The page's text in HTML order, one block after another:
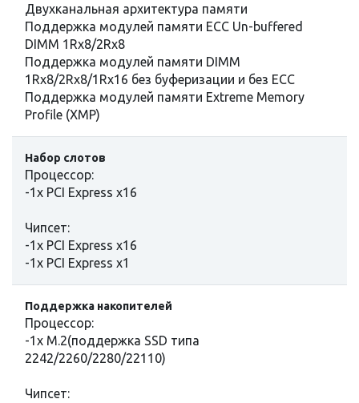
Двухканальная архитектура памяти
Поддержка модулей памяти ECC Un-buffered
DIMM 1Rx8/2Rx8
Поддержка модулей памяти DIMM
1Rx8/2Rx8/1Rx16 без буферизации и без ECC
Поддержка модулей памяти Extreme Memory
Profile (XMP)
Набор слотов
Процессор:
-1x PCI Express x16
Чипсет:
-1x PCI Express x16
-1x PCI Express x1
Поддержка накопителей
Процессор:
-1x M.2(поддержка SSD типа
2242/2260/2280/22110)
Чипсет: